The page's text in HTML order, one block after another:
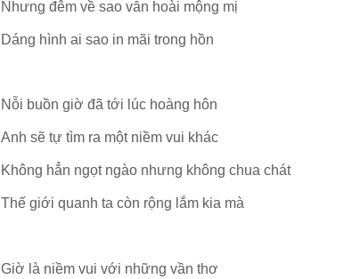
Nhưng đêm về sao vẫn hoài mộng mị
Dáng hình ai sao in mãi trong hồn
Nỗi buồn giờ đã tới lúc hoàng hôn
Anh sẽ tự tìm ra một niềm vui khác
Không hẳn ngọt ngào nhưng không chua chát
Thế giới quanh ta còn rộng lắm kia mà
Giờ là niềm vui với những vần thơ